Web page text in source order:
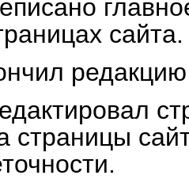
сайта.
страницы